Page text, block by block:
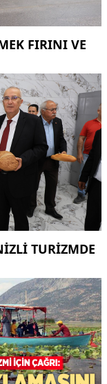
FIRINI VE
TURIZMDE